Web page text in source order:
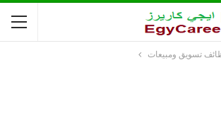
تسويق ومبيعات